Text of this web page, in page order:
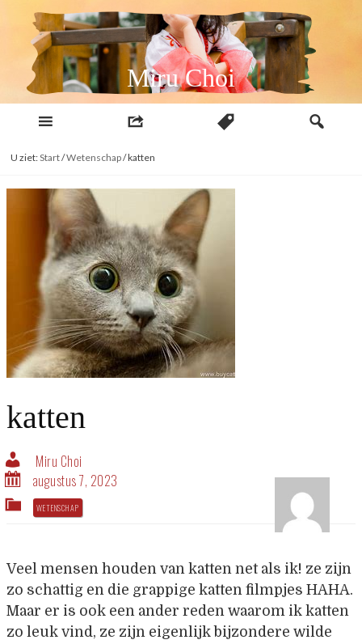
inhoud
Miru Choi
U ziet:Start/Wetenschap/katten
katten
Miru Choi
augustus 7, 2023
WETENSCHAP
Veel mensen houden van katten net als ik! ze zijn
zo schattig en die grappige katten filmpjes HAHA.
Maar er is ook een ander reden waarom ik katten
zo leuk vind, ze zijn eigenlijk bijzondere wilde